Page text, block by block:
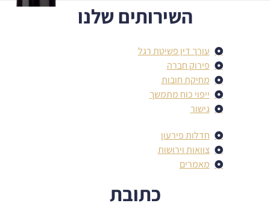
השירותים שלנו
עורך דין פשיטת רגל
פירוק חברה
מחיקת חובות
ייפוי כוח מתמשך
גישור
חדלות פירעון
צוואות וירושות
מאמרים
כתובת